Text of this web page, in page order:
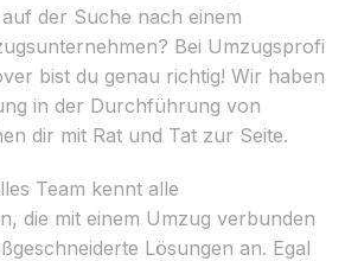
der Suche nach einem
Bei Umzugsprofi
bist du genau richtig! Wir haben
in der Durchführung von
dir mit Rat und Tat zur Seite.
Team kennt alle
die mit einem Umzug verbunden
Lösungen an. Egal